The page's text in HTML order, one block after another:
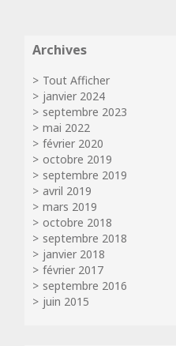
Archives
Tout Afficher
janvier 2024
septembre 2023
mai 2022
février 2020
octobre 2019
septembre 2019
avril 2019
mars 2019
octobre 2018
septembre 2018
janvier 2018
février 2017
septembre 2016
juin 2015